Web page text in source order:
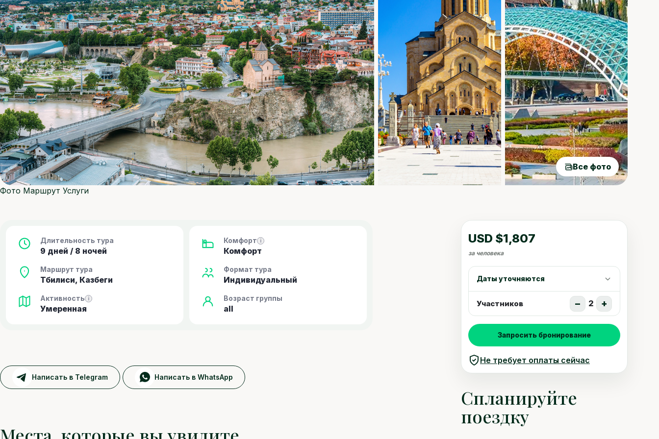
Все фото
Фото Маршрут Услуги
Длительность тура
9 дней / 8 ночей
Маршрут тура
Тбилиси, Казбеги
Активность i
Умеренная
Комфорт i
Комфорт
Формат тура
Индивидуальный
Возраст группы
all
Написать в Telegram Написать в WhatsApp
USD $1,807
за человека
Даты уточняются
Участников − 2 +
Запросить бронирование
Не требует оплаты сейчас
Спланируйте
поездку